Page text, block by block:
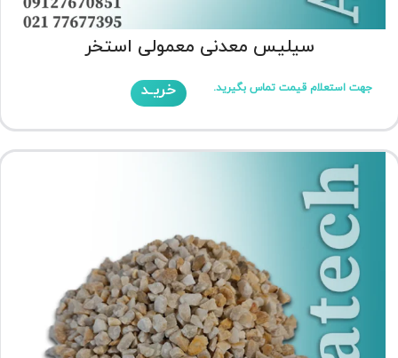
سیلیس معدنی معمولی استخر
جهت استعلام قیمت تماس بگیرید. خریـد